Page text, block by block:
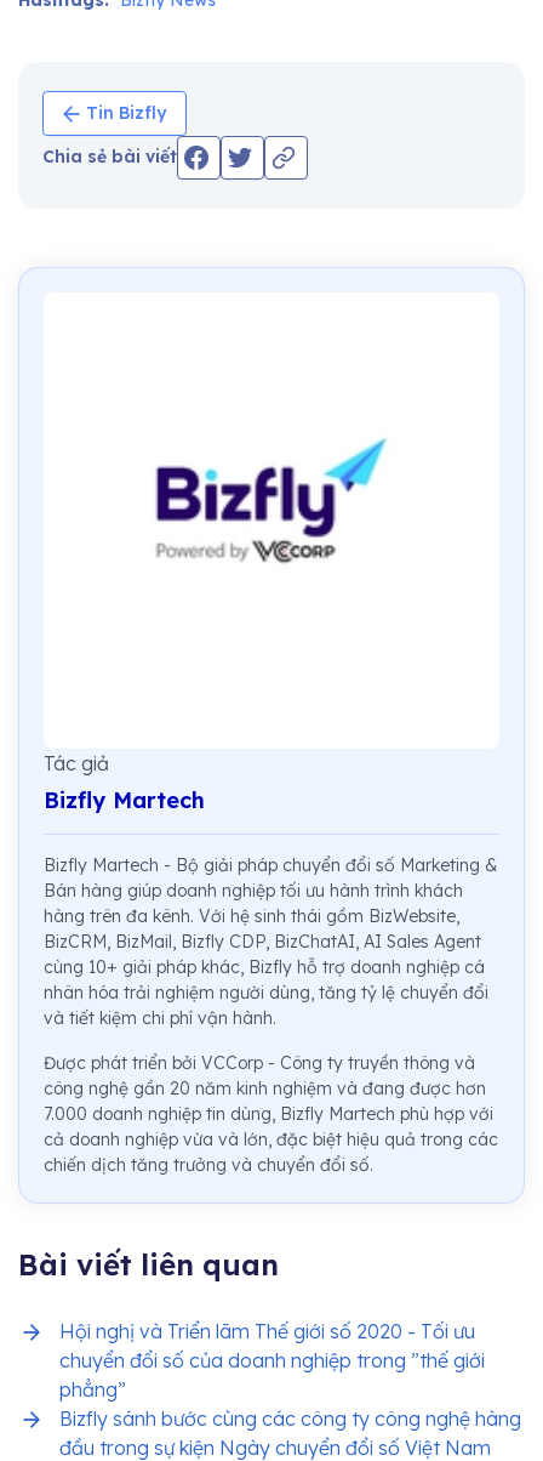
Tin Bizfly
Chia sẻ bài viết
Tác giả
Bizfly Martech
Bizfly Martech - Bộ giải pháp chuyển đổi số Marketing &
Bán hàng giúp doanh nghiệp tối ưu hành trình khách
hàng trên đa kênh. Với hệ sinh thái gồm BizWebsite,
BizCRM, BizMail, Bizfly CDP, BizChatAI, AI Sales Agent
cùng 10+ giải pháp khác, Bizfly hỗ trợ doanh nghiệp cá
nhân hóa trải nghiệm người dùng, tăng tỷ lệ chuyển đổi
và tiết kiệm chi phí vận hành.
Được phát triển bởi VCCorp - Công ty truyền thông và
công nghệ gần 20 năm kinh nghiệm và đang được hơn
7.000 doanh nghiệp tin dùng, Bizfly Martech phù hợp với
cả doanh nghiệp vừa và lớn, đặc biệt hiệu quả trong các
chiến dịch tăng trưởng và chuyển đổi số.
Bài viết liên quan
Hội nghị và Triển lãm Thế giới số 2020 - Tối ưu
chuyển đổi số của doanh nghiệp trong ”thế giới
phẳng”
Bizfly sánh bước cùng các công ty công nghệ hàng
đầu trong sự kiện Ngày chuyển đổi số Việt Nam